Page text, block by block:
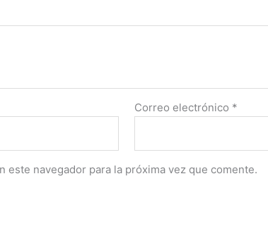
Correo electrónico *
navegador para la próxima vez que comente.